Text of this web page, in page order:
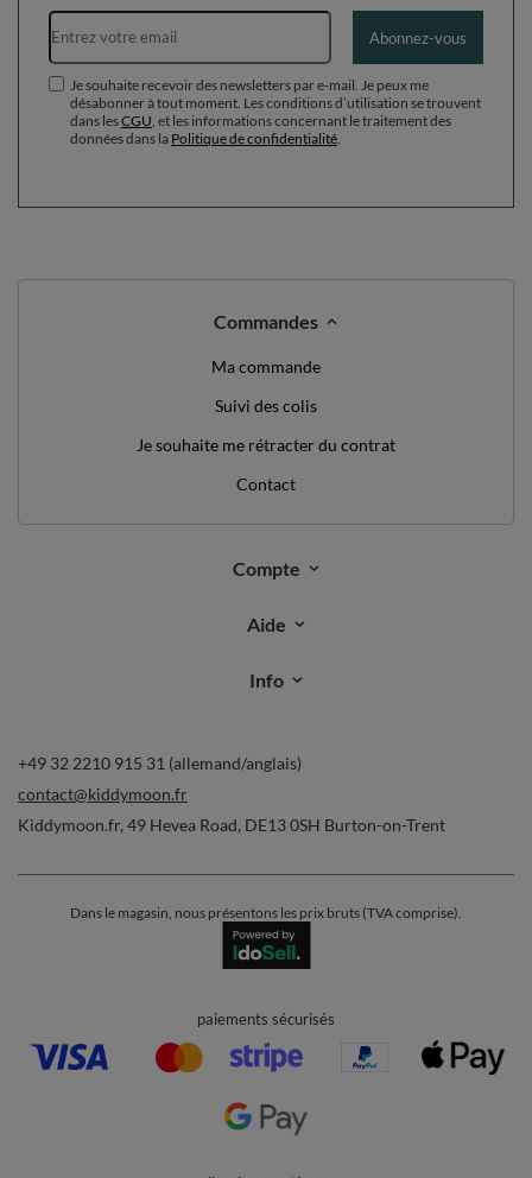
Adresse e-mail
Abonnez-vous
Je souhaite recevoir des newsletters par e-mail. Je peux me
désabonner à tout moment. Les conditions d’utilisation se trouvent
dans lesCGU , et les informations concernant le traitement des
données dans la Politique de confidentialité
Commandes
Ma commande
Suivi des colis
Je souhaite me rétracter du contrat
Contact
Compte
Aide
Info
+49 32 2210 915 31 (allemand/anglais)
contact@kiddymoon.fr
Kiddymoon.fr, 49 Hevea Road, DE13 0SH Burton-on-Trent
Dans le magasin, nous présentons les prix bruts (TVA comprise).
paiements sécurisés